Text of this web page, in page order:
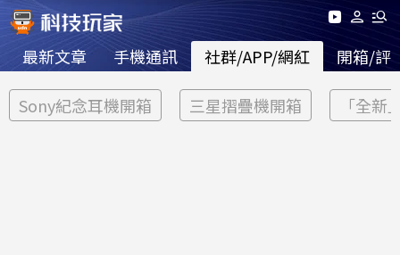
最新文章 手機通訊 社群/APP/網紅 開箱/評
Sony紀念耳機開箱 三星摺疊機開箱 「全新